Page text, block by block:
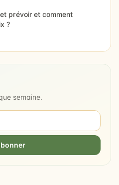
prévoir et comment
?
semaine.